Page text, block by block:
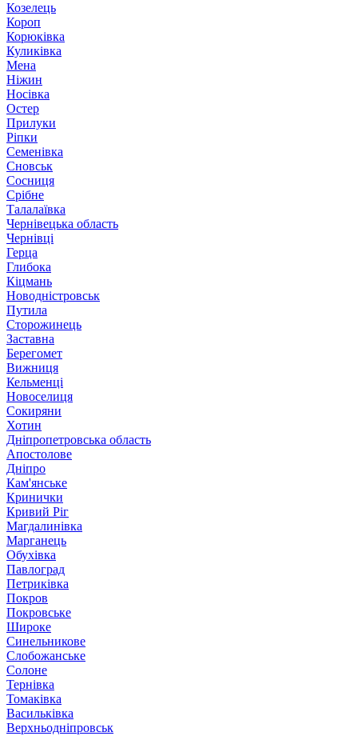
Козелець
Короп
Корюківка
Куликівка
Мена
Ніжин
Носівка
Остер
Прилуки
Ріпки
Семенівка
Сновськ
Сосниця
Срібне
Талалаївка
Чернівецька область
Чернівці
Герца
Глибока
Кіцмань
Новодністровськ
Путила
Сторожинець
Заставна
Берегомет
Вижниця
Кельменці
Новоселиця
Сокиряни
Хотин
Дніпропетровська область
Апостолове
Дніпро
Кам'янське
Кринички
Кривий Ріг
Магдалинівка
Марганець
Обухівка
Павлоград
Петриківка
Покров
Покровське
Широке
Синельникове
Слобожанське
Солоне
Тернівка
Томаківка
Васильківка
Верхньодніпровськ